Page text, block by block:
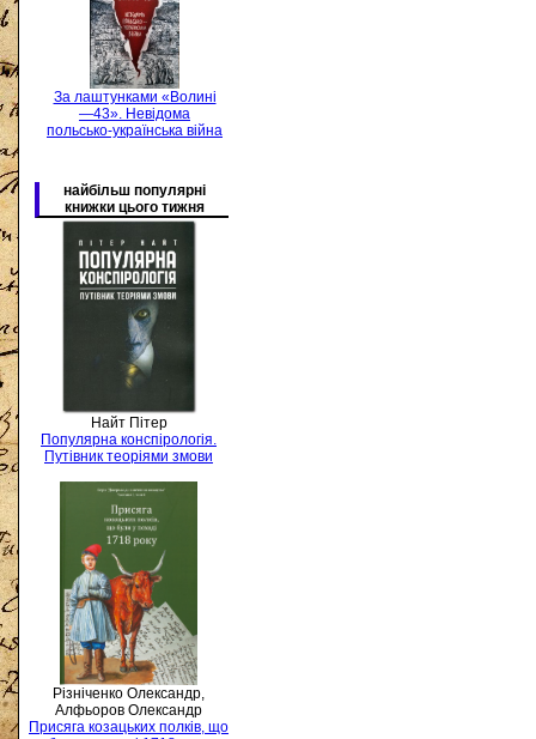
За лаштунками «Волині
—43». Невідома
польсько-українська війна
найбільш популярні
книжки цього тижня
Найт Пітер
Популярна конспірологія.
Путівник теоріями змови
Різніченко Олександр,
Алфьоров Олександр
Присяга козацьких полків, що